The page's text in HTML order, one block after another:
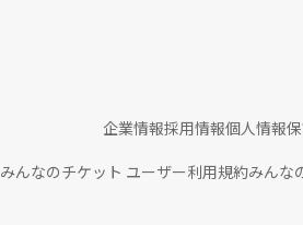
企業情報採用情報個人情報
みんなのチケット ユーザー利用規約みんな